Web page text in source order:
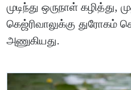
முடிந்து ஒருநாள் கழித்து,
கெஜ்ரிவாலுக்கு துரோகம்
அணுகியது.